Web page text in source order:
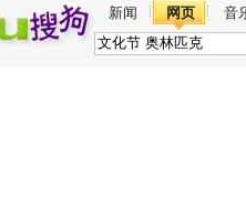
新闻 网页 音